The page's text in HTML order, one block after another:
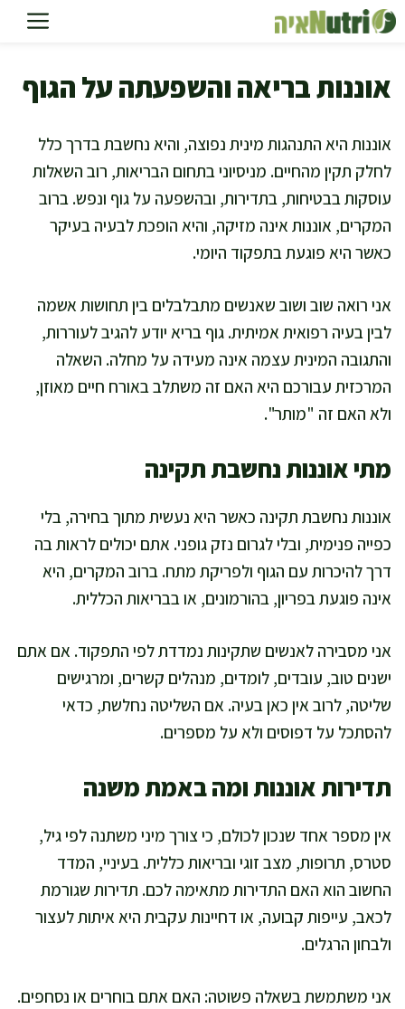
לדלג
לתוכן
אוננות בריאה והשפעתה על הגוף
אוננות היא התנהגות מינית נפוצה, והיא נחשבת בדרך כלל
לחלק תקין מהחיים. מניסיוני בתחום הבריאות, רוב השאלות
עוסקות בבטיחות, בתדירות, ובהשפעה על גוף ונפש. ברוב
המקרים, אוננות אינה מזיקה, והיא הופכת לבעיה בעיקר
כאשר היא פוגעת בתפקוד היומי.
אני רואה שוב ושוב שאנשים מתבלבלים בין תחושות אשמה
לבין בעיה רפואית אמיתית. גוף בריא יודע להגיב לעוררות,
והתגובה המינית עצמה אינה מעידה על מחלה. השאלה
המרכזית עבורכם היא האם זה משתלב באורח חיים מאוזן,
ולא האם זה "מותר".
מתי אוננות נחשבת תקינה
אוננות נחשבת תקינה כאשר היא נעשית מתוך בחירה, בלי
כפייה פנימית, ובלי לגרום נזק גופני. אתם יכולים לראות בה
דרך להיכרות עם הגוף ולפריקת מתח. ברוב המקרים, היא
אינה פוגעת בפריון, בהורמונים, או בבריאות הכללית.
אני מסבירה לאנשים שתקינות נמדדת לפי התפקוד. אם אתם
ישנים טוב, עובדים, לומדים, מנהלים קשרים, ומרגישים
שליטה, לרוב אין כאן בעיה. אם השליטה נחלשת, כדאי
להסתכל על דפוסים ולא על מספרים.
תדירות אוננות ומה באמת משנה
אין מספר אחד שנכון לכולם, כי צורך מיני משתנה לפי גיל,
סטרס, תרופות, מצב זוגי ובריאות כללית. בעיניי, המדד
החשוב הוא האם התדירות מתאימה לכם. תדירות שגורמת
לכאב, עייפות קבועה, או דחיינות עקבית היא איתות לעצור
ולבחון הרגלים.
אני משתמשת בשאלה פשוטה: האם אתם בוחרים או נסחפים.